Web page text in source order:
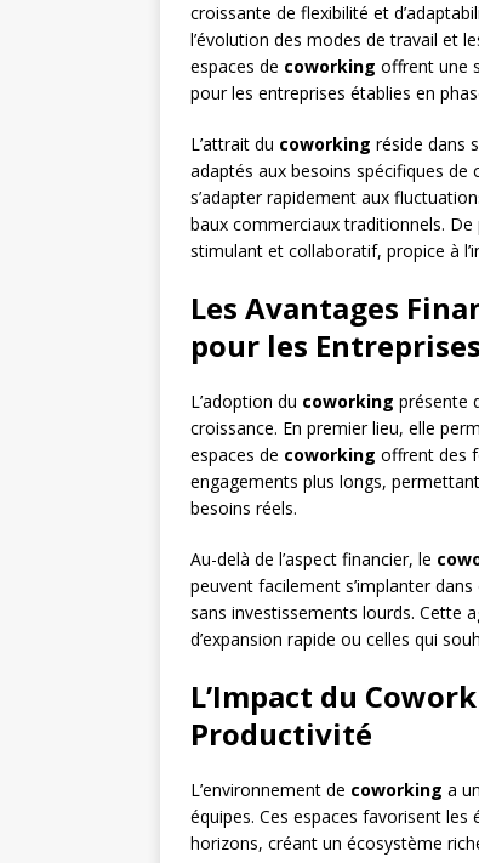
croissante de flexibilité et
l’évolution des modes de travail et
espaces de coworking offrent une
pour les entreprises établies en
L’attrait du coworking réside dans
adaptés aux besoins spécifiques de
s’adapter rapidement aux
baux commerciaux traditionnels.
stimulant et collaboratif, propice à
Les Avantages
pour les
L’adoption du coworking présente
croissance. En premier lieu, elle
espaces de coworking offrent des
engagements plus longs,
besoins réels.
Au-delà de l’aspect financier, le
peuvent facilement s’implanter
sans investissements lourds. Cette
d’expansion rapide ou celles qui
L’Impact du
Productivité
L’environnement de coworking a
équipes. Ces espaces favorisent
horizons, créant un écosystème